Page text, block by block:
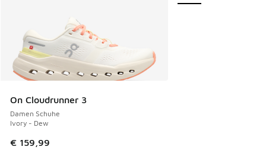
On Cloudrunner 3
Damen Schuhe
Ivory - Dew
€ 159,99